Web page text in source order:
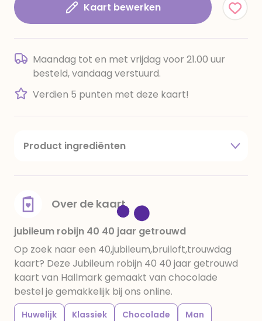
Kaart bewerken
Maandag tot en met vrijdag voor 21.00 uur
besteld, vandaag verstuurd.
Verdien 5 punten met deze kaart!
Product ingrediënten
amandelen,cacaomassa, emulgator (sojalecithine),
voedingszuur: citroenzuur E 330, verdikkingsmiddel
E415, water, bevochtigingsmiddel E422, emulgator:
E433, kleurstoffen: E102, E110, E122: kan de activiteit en
concentratie van kinderen negatief beïnvloeden,
E133, E151. Chocolade bevat ten minste 34%
cacaobestanddelen. Kan sporen van gluten
bevatten. Koel en droog bewaren.
Over de kaart
jubileum robijn 40 40 jaar getrouwd
Op zoek naar een 40,jubileum,bruiloft,trouwdag
kaart? Deze Jubileum robijn 40 40 jaar getrouwd
kaart van Hallmark gemaakt van chocolade
bestel je gemakkelijk bij ons online.
Huwelijk Klassiek Chocolade
Man